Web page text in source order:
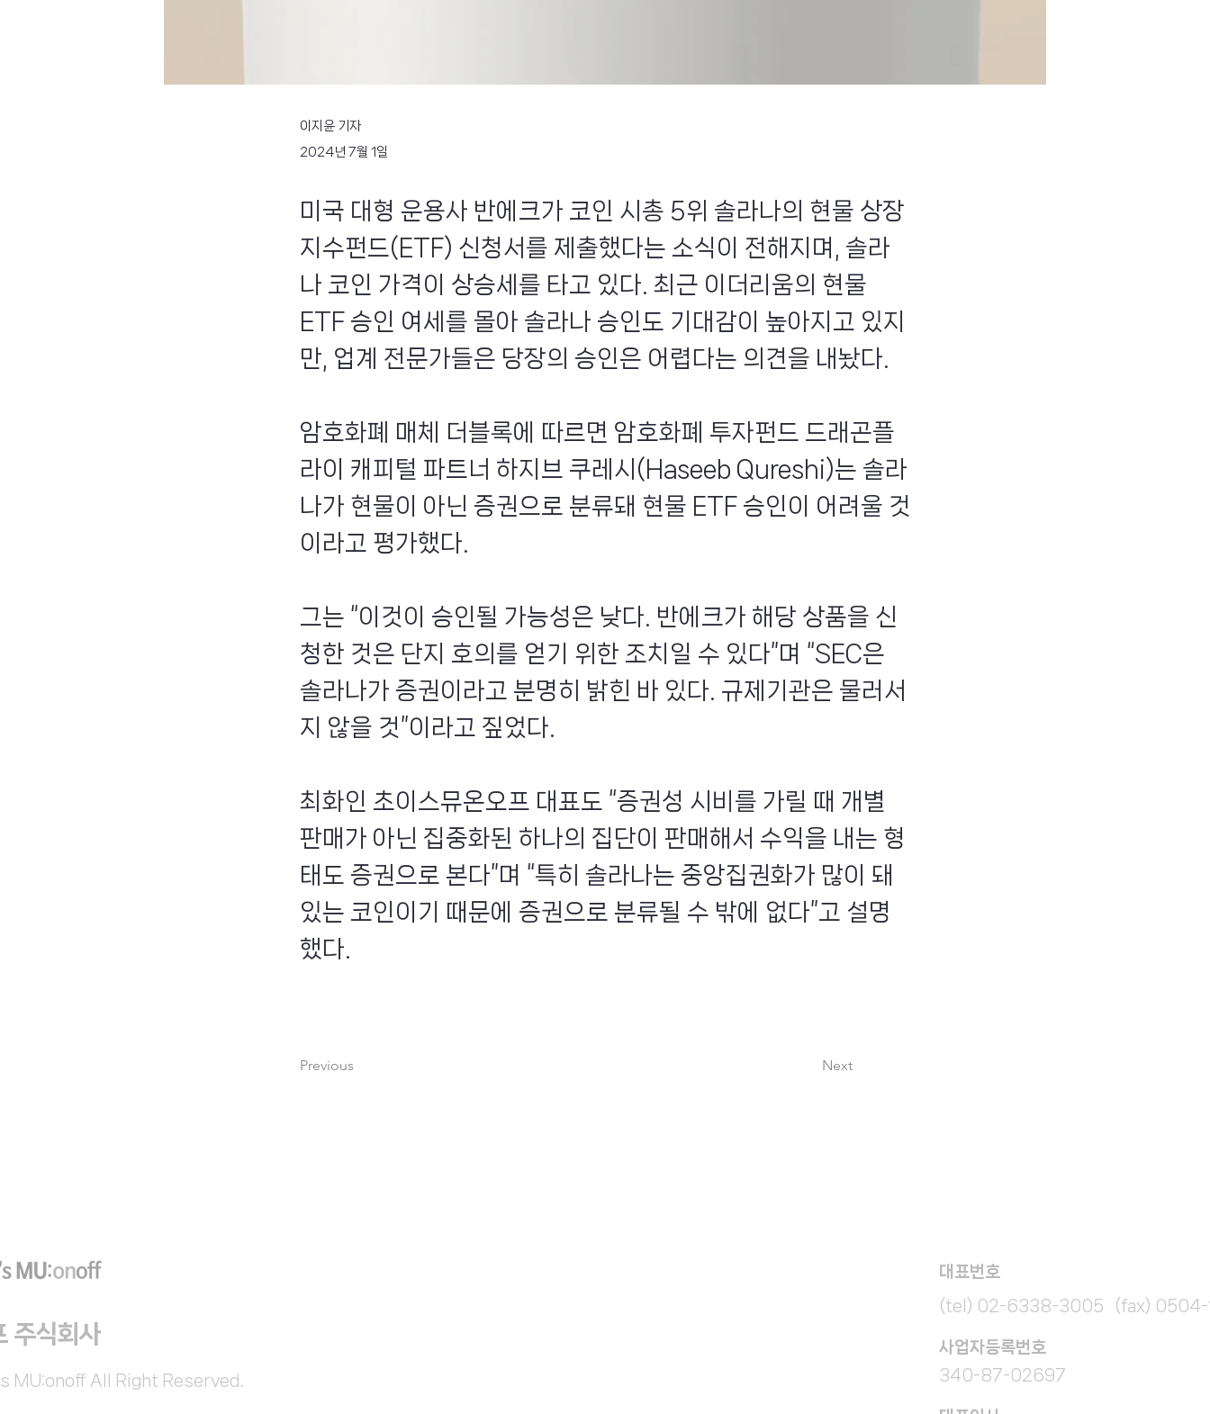
이지윤 기자
2024년 7월 1일
미국 대형 운용사 반에크가 코인 시총 5위 솔라나의 현물 상장
지수펀드(ETF) 신청서를 제출했다는 소식이 전해지며, 솔라
나 코인 가격이 상승세를 타고 있다. 최근 이더리움의 현물
ETF 승인 여세를 몰아 솔라나 승인도 기대감이 높아지고 있지
만, 업계 전문가들은 당장의 승인은 어렵다는 의견을 내놨다.
암호화폐 매체 더블록에 따르면 암호화폐 투자펀드 드래곤플
라이 캐피털 파트너 하지브 쿠레시(Haseeb Qureshi)는 솔라
나가 현물이 아닌 증권으로 분류돼 현물 ETF 승인이 어려울 것
이라고 평가했다.
그는 “이것이 승인될 가능성은 낮다. 반에크가 해당 상품을 신
청한 것은 단지 호의를 얻기 위한 조치일 수 있다”며 “SEC은
솔라나가 증권이라고 분명히 밝힌 바 있다. 규제기관은 물러서
지 않을 것”이라고 짚었다.
최화인 초이스뮤온오프 대표도 “증권성 시비를 가릴 때 개별
판매가 아닌 집중화된 하나의 집단이 판매해서 수익을 내는 형
태도 증권으로 본다”며 “특히 솔라나는 중앙집권화가 많이 돼
있는 코인이기 때문에 증권으로 분류될 수 밖에 없다”고 설명
했다.
Previous Next
주식회사
MU:onoff All Right Reserved.
대표번호
(tel) 02-6338-3005 (fax) 0504-
​사업자등록번호
340-87-02697